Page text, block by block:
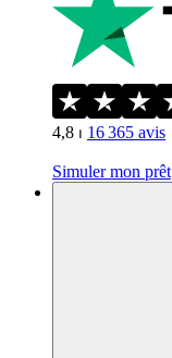
4,8 ⏐ 16 365 avis
Simuler mon prêt